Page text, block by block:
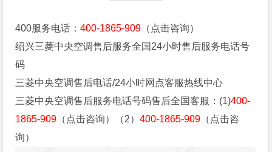
400服务电话：400-1865-909 （点击咨询）
绍兴三菱中央空调售后服务全国24小时售后服务电话号
码
三菱中央空调售后电话/24小时网点客服热线中心
三菱中央空调售后服务电话号码售后全国客服：(1)400-
1865-909 （点击咨询）（2）400-1865-909 （点击咨
询）